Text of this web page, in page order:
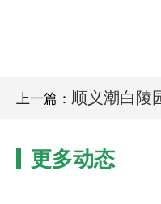
上一篇： 顺义潮白陵
更多动态